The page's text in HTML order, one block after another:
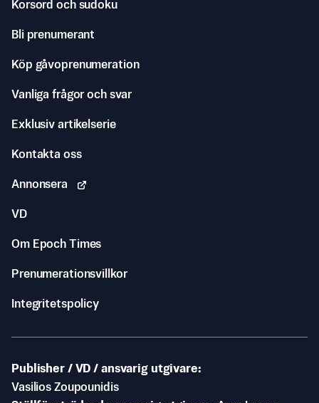
Korsord och sudoku
Bli prenumerant
Köp gåvoprenumeration
Vanliga frågor och svar
Exklusiv artikelserie
Kontakta oss
Annonsera
VD
Om Epoch Times
Prenumerationsvillkor
Integritetspolicy
Publisher / VD / ansvarig utgivare
Vasilios Zoupounidis